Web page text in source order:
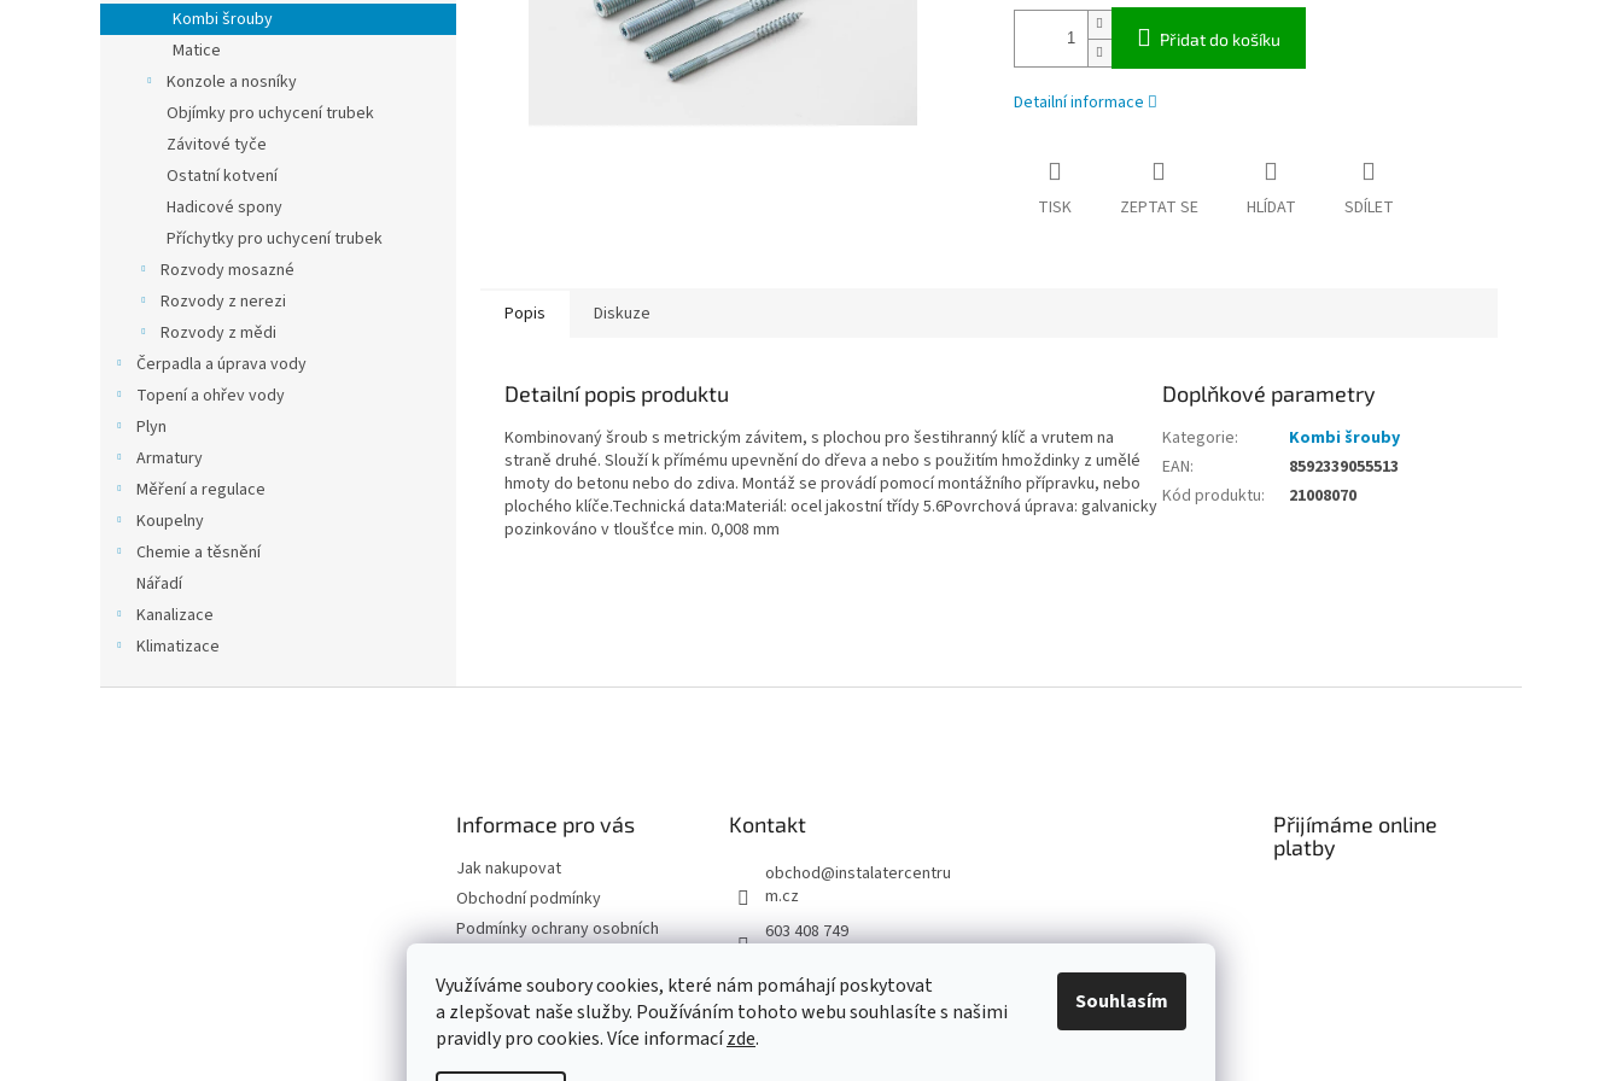
Využíváme soubory cookies, které nám pomáhají poskytovat
a zlepšovat naše služby. Používáním tohoto webu souhlasíte s našimi
pravidly pro cookies. Více informacízde.
Souhlasím
n
e
Kombi šrouby
Matice
Konzole a nosníky
Objímky pro uchycení trubek
Závitové tyče
Ostatní kotvení
Hadicové spony
Příchytky pro uchycení trubek
Rozvody mosazné
Rozvody z nerezi
Rozvody z mědi
Čerpadla a úprava vody
Topení a ohřev vody
Plyn
Armatury
Měření a regulace
Koupelny
Chemie a těsnění
Nářadí
Kanalizace
Klimatizace
Přidat do košíku
Detailní informace
TISK ZEPTAT SE HLÍDAT SDÍLET
Popis Diskuze
Detailní popis produktu
Kombinovaný šroub s metrickým závitem, s plochou pro šestihranný klíč a vrutem na
straně druhé. Slouží k přímému upevnění do dřeva a nebo s použitím hmoždinky z umělé
hmoty do betonu nebo do zdiva. Montáž se provádí pomocí montážního přípravku, nebo
plochého klíče.Technická data:Materiál: ocel jakostní třídy 5.6Povrchová úprava: galvanicky
pozinkováno v tloušťce min. 0,008 mm
Doplňkové parametry
Kategorie:
Kombi šrouby
EAN:
8592339055513
Kód produktu: 21008070
Informace pro vás
Jak nakupovat
Obchodní podmínky
Podmínky ochrany osobních
Odstoupení od smlouvy
Moje objednávka
Kontakt
obchod@instalatercentru
m.cz
603 408 749
Přijímáme online
platby